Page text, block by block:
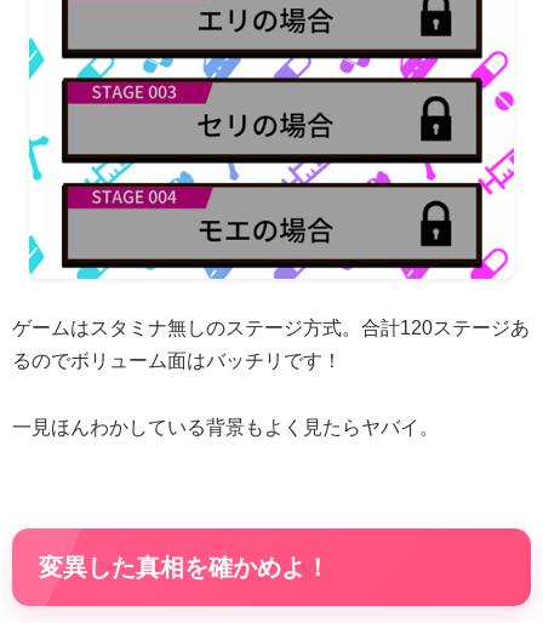
ゲームはスタミナ無しのステージ方式。合計120ステージあ
るのでボリューム面はバッチリです！
一見ほんわかしている背景もよく見たらヤバイ。
変異した真相を確かめよ！